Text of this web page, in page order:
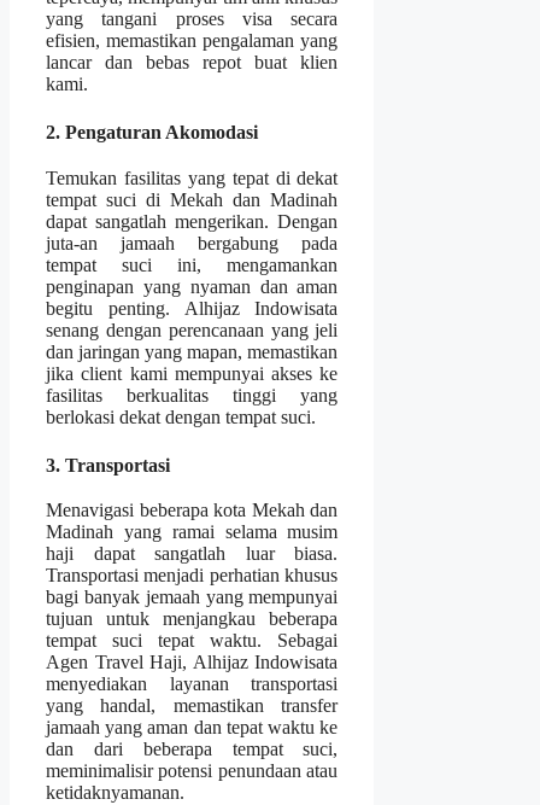
yang tangani proses visa secara
efisien, memastikan pengalaman yang
lancar dan bebas repot buat klien
kami.
2. Pengaturan Akomodasi
Temukan fasilitas yang tepat di dekat
tempat suci di Mekah dan Madinah
dapat sangatlah mengerikan. Dengan
juta-an jamaah bergabung pada
tempat suci ini, mengamankan
penginapan yang nyaman dan aman
begitu penting. Alhijaz Indowisata
senang dengan perencanaan yang jeli
dan jaringan yang mapan, memastikan
jika client kami mempunyai akses ke
fasilitas berkualitas tinggi yang
berlokasi dekat dengan tempat suci.
3. Transportasi
Menavigasi beberapa kota Mekah dan
Madinah yang ramai selama musim
haji dapat sangatlah luar biasa.
Transportasi menjadi perhatian khusus
bagi banyak jemaah yang mempunyai
tujuan untuk menjangkau beberapa
tempat suci tepat waktu. Sebagai
Agen Travel Haji, Alhijaz Indowisata
menyediakan layanan transportasi
yang handal, memastikan transfer
jamaah yang aman dan tepat waktu ke
dan dari beberapa tempat suci,
meminimalisir potensi penundaan atau
ketidaknyamanan.